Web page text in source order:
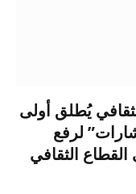
يُطلق أولى
لرفع
القطاع الثقافي